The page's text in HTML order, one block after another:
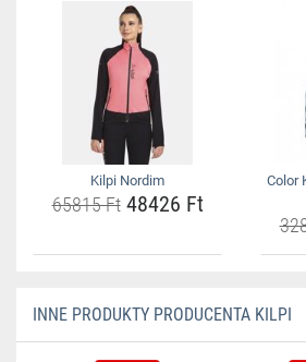
Kilpi Nordim
65815 Ft48426 Ft
Color
INNE PRODUKTY PRODUCENTA KILPI